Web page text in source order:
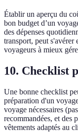
Établir un aperçu du
bon budget d’un
des dépenses
transport, peut s'avérer
voyageurs à mieux
10. Checklist
Une bonne checklist
préparation d'un
voyage nécessaires
recommandées, et des
vêtements adaptés au